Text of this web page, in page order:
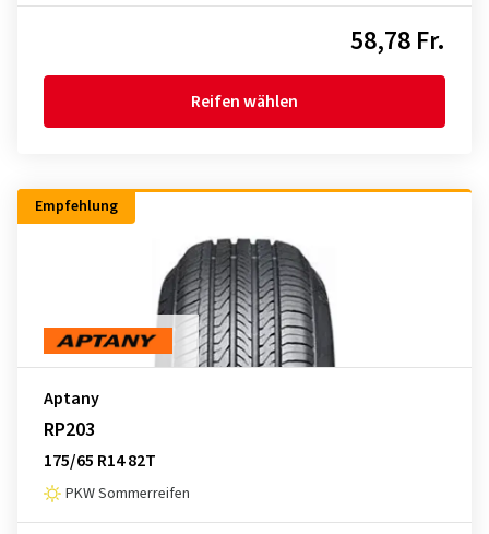
58,78 Fr.
Reifen wählen
Empfehlung
Aptany
RP203
175/65 R14 82T
PKW Sommerreifen